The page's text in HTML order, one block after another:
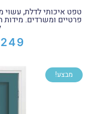
טפט איכותי לדלת, עשוי
249
מבצע!